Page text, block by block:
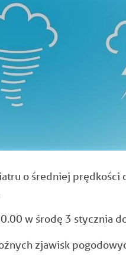
o średniej
w środę 3 stycznia
zjawisk